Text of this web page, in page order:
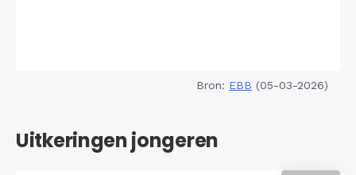
Bron: EBB (05-03-2026)
Uitkeringen jongeren